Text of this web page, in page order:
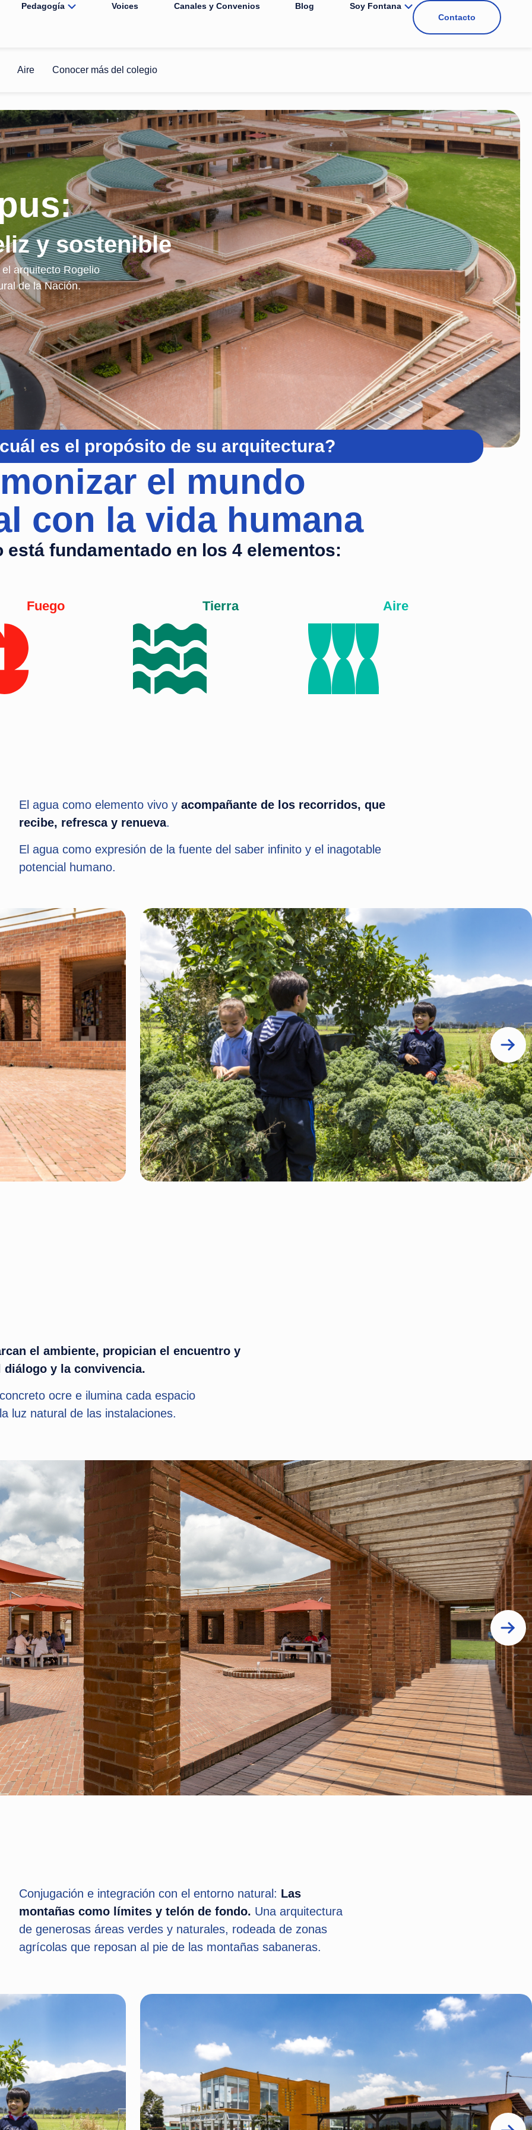
Pedagogía Voices Canales y Convenios Blog
Soy Fontana
Contacto
Aire Conocer más del colegio
y sostenible
el arquitecto Rogelio
de la Nación.
es el propósito de su arquitectura?
el mundo
con la vida humana
está fundamentado en los 4 elementos:
Fuego Tierra Aire
El agua como elemento vivo y acompañante de los recorridos, que
recibe, refresca y renueva.
El agua como expresión de la fuente del saber infinito y el inagotable
potencial humano.
el ambiente, propician el encuentro y
y la convivencia.
ocre e ilumina cada espacio
luz natural de las instalaciones.
Conjugación e integración con el entorno natural: Las
montañas como límites y telón de fondo. Una arquitectura
de generosas áreas verdes y naturales, rodeada de zonas
agrícolas que reposan al pie de las montañas sabaneras.